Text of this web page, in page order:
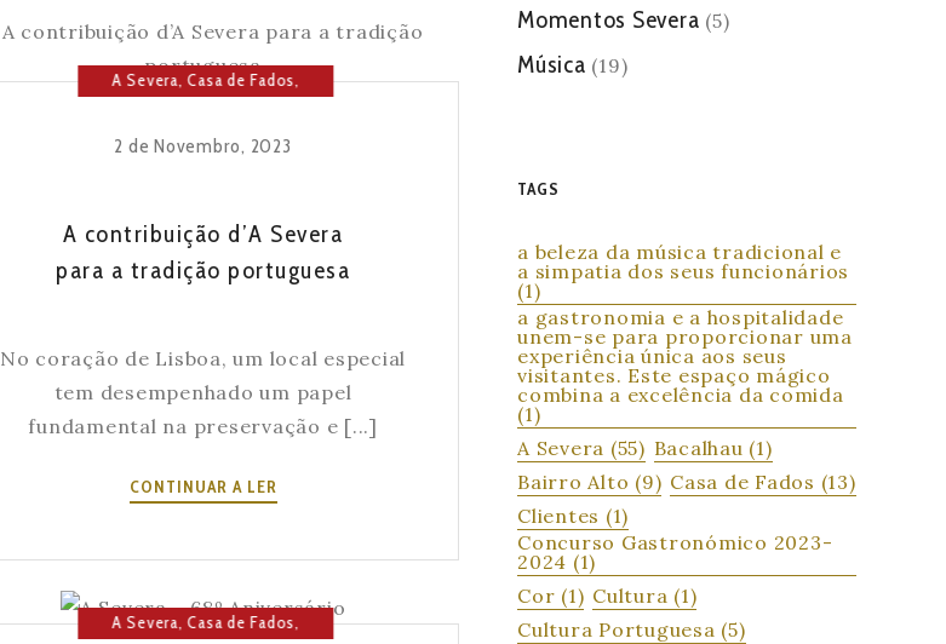
É
CELEBRAÇÃO
CULTURA
A Severa,Casa de Fados,
Severa,Lisboa, Música
2 de Novembro, 2023
A contribuição d’A Severa
para a tradição portuguesa
No coração de Lisboa, um local especial
tem desempenhado um papel
fundamental na preservação e [...]
CONTINUAR A LER
PARA
A
A Severa,Casa de Fados,
Momentos Severa (5)
Música (19)
TAGS
a beleza da música tradicional e
a simpatia dos seus funcionários
(1)
a gastronomia e a hospitalidade
unem-se para proporcionar uma
experiência única aos seus
visitantes. Este espaço mágico
combina a excelência da comida
(1)
A Severa (55) Bacalhau (1)
Bairro Alto (9) Casa de Fados (13)
Clientes (1)
Concurso Gastronómico 2023-
2024 (1)
Cor (1) Cultura (1)
Cultura Portuguesa (5)